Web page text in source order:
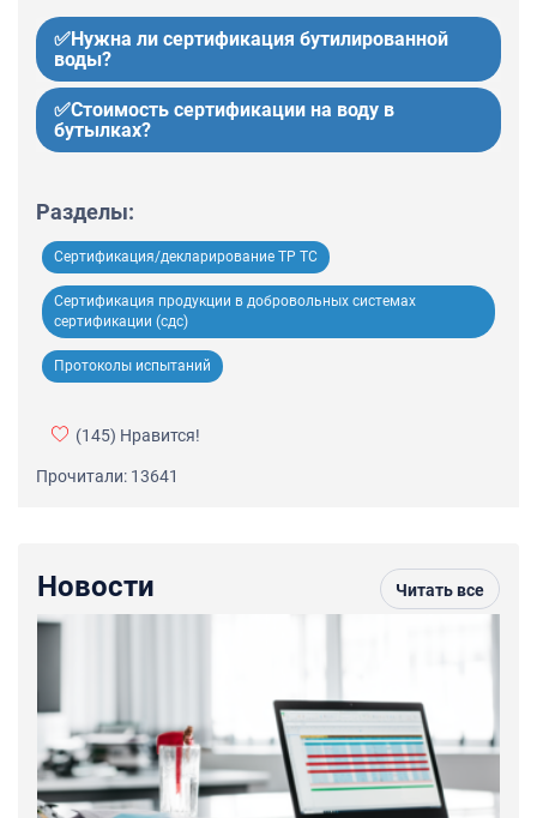
✅Нужна ли сертификация бутилированной
воды?
✅Стоимость сертификации на воду в
бутылках?
Разделы:
Сертификация/декларирование ТР ТС
Сертификация продукции в добровольных системах
сертификации (сдс)
Протоколы испытаний
(145) Нравится!
Прочитали: 13641
Новости Читать все